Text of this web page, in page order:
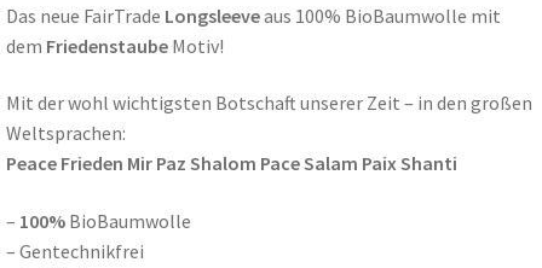
Das neue FairTrade Longsleeveaus 100% BioBaumwolle mit
dem Friedenstaube Motiv!
Mit der wohl wichtigsten Botschaft unserer Zeit – in den großen
Weltsprachen:
Peace Frieden Mir Paz Shalom Pace Salam Paix Shanti
– 100% BioBaumwolle
– Gentechnikfrei